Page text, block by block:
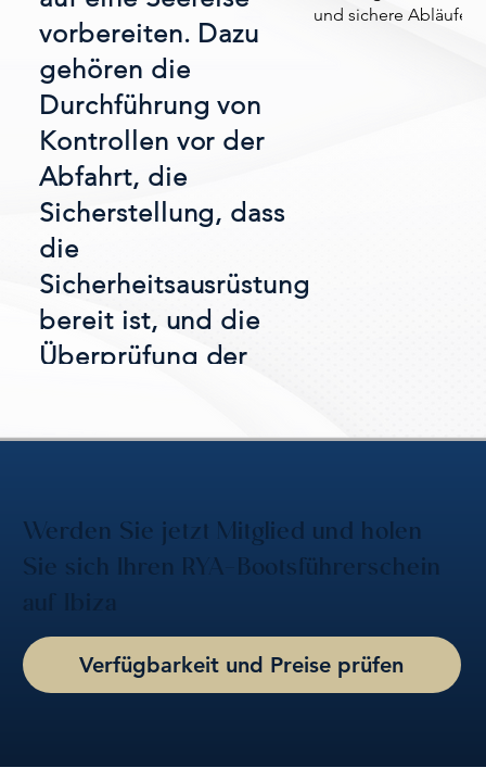
vorbereiten. Dazu
gehören die
Durchführung von
Kontrollen vor der
Abfahrt, die
Sicherstellung, dass
die
Sicherheitsausrüstung
bereit ist, und die
Überprüfung der
und sichere Abläufe
Werden Sie jetzt Mitglied und holen
Sie sich Ihren RYA-Bootsführerschein
auf Ibiza
Verfügbarkeit und Preise prüfen